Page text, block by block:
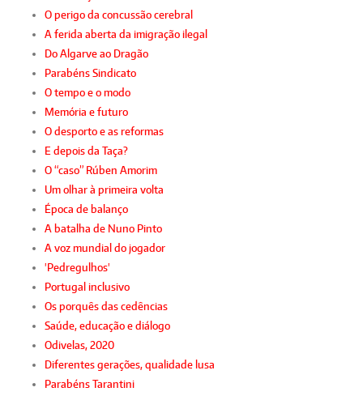
O perigo da concussão cerebral
A ferida aberta da imigração ilegal
Do Algarve ao Dragão
Parabéns Sindicato
O tempo e o modo
Memória e futuro
O desporto e as reformas
E depois da Taça?
O “caso” Rúben Amorim
Um olhar à primeira volta
Época de balanço
A batalha de Nuno Pinto
A voz mundial do jogador
'Pedregulhos'
Portugal inclusivo
Os porquês das cedências
Saúde, educação e diálogo
Odivelas, 2020
Diferentes gerações, qualidade lusa
Parabéns Tarantini